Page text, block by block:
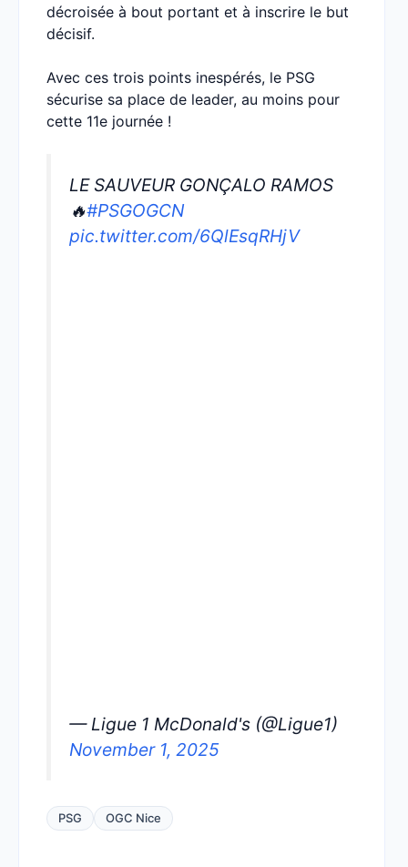
décroisée à bout portant et à inscrire le but
décisif.
Avec ces trois points inespérés, le PSG
sécurise sa place de leader, au moins pour
cette 11e journée !
LE SAUVEUR GONÇALO RAMOS
🔥#PSGOGCN
pic.twitter.com/6QlEsqRHjV
— Ligue 1 McDonald's (@Ligue1)
November 1, 2025
PSG OGC Nice